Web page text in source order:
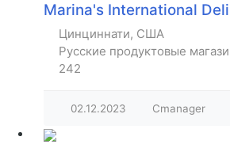
Marina's International Deli
Цинциннати, США
Русские продуктовые
242
02.12.2023 Cmanager